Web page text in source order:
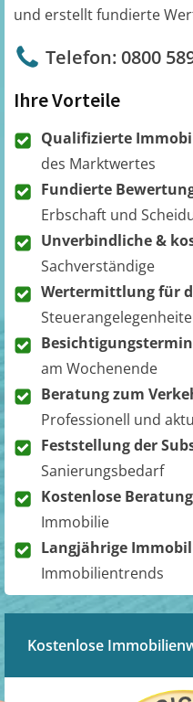
und erstellt fundierte
Telefon: 0800
Ihre Vorteile
Qualifizierte
des Marktwertes
Fundierte
Erbschaft und
Unverbindliche &
Sachverständige
Wertermittlung für
am Wochenende
Beratung zum
Professionell und
Feststellung der
Sanierungsbedarf
Kostenlose
Immobilie
Langjährige
Immobilientrends
Kostenlose